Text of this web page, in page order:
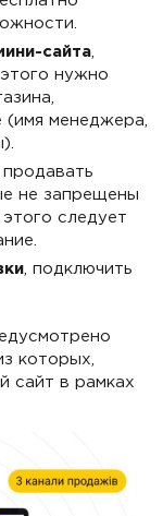
сайта
нужно
(имя менеджера,
не запрещены
следует
, подключить
которых,
сайт в рамках